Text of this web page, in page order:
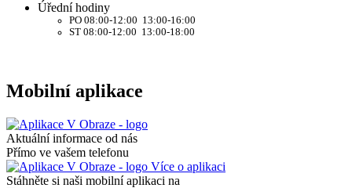
Úřední hodiny
PO 08:00-12:00 13:00-16:00
ST 08:00-12:00 13:00-18:00
Mobilní aplikace
Aktuální informace od nás
Přímo ve vašem telefonu
Více o aplikaci
Stáhněte si naši mobilní aplikaci na